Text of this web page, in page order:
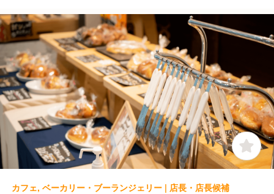
カフェ, ベーカリー・ブーランジェリー | 店長・店長候補